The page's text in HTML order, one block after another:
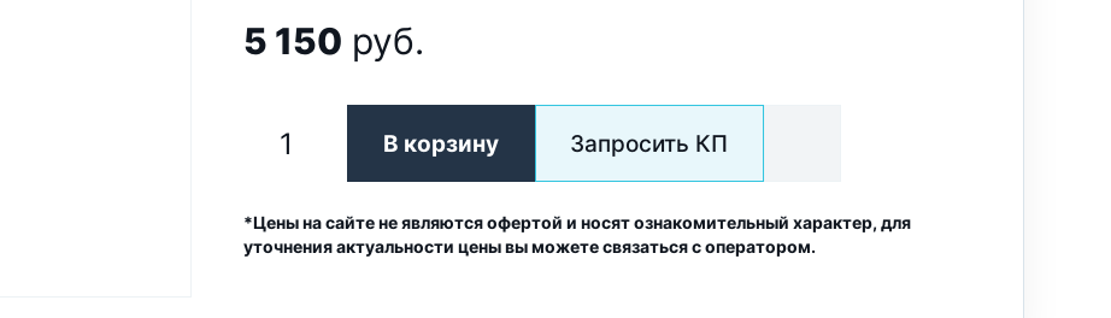
5 150 руб.
В корзину Запросить КП
*Цены на сайте не являются офертой и носят ознакомительный характер, для
уточнения актуальности цены вы можете связаться с оператором.